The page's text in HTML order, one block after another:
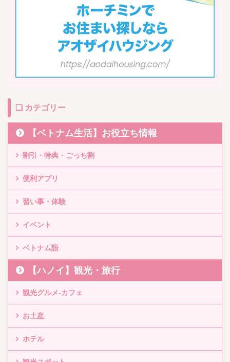
❏ カテゴリー
【ベトナム生活】お役立ち情報
割引・特典・ごっち割
便利アプリ
習い事・体験
イベント
ベトナム語
【ハノイ】観光・旅行
観光グルメ-カフェ
お土産
ホテル